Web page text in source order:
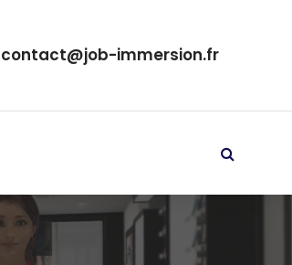
contact@job-immersion.fr